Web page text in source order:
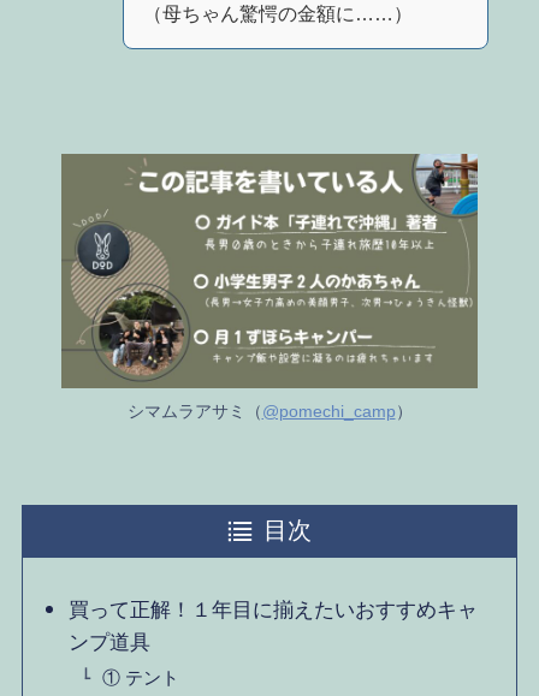
（母ちゃん驚愕の金額に……）
シマムラアサミ（ @pomechi_camp ）
目次
買って正解！１年目に揃えたいおすすめキャ
ンプ道具
① テント